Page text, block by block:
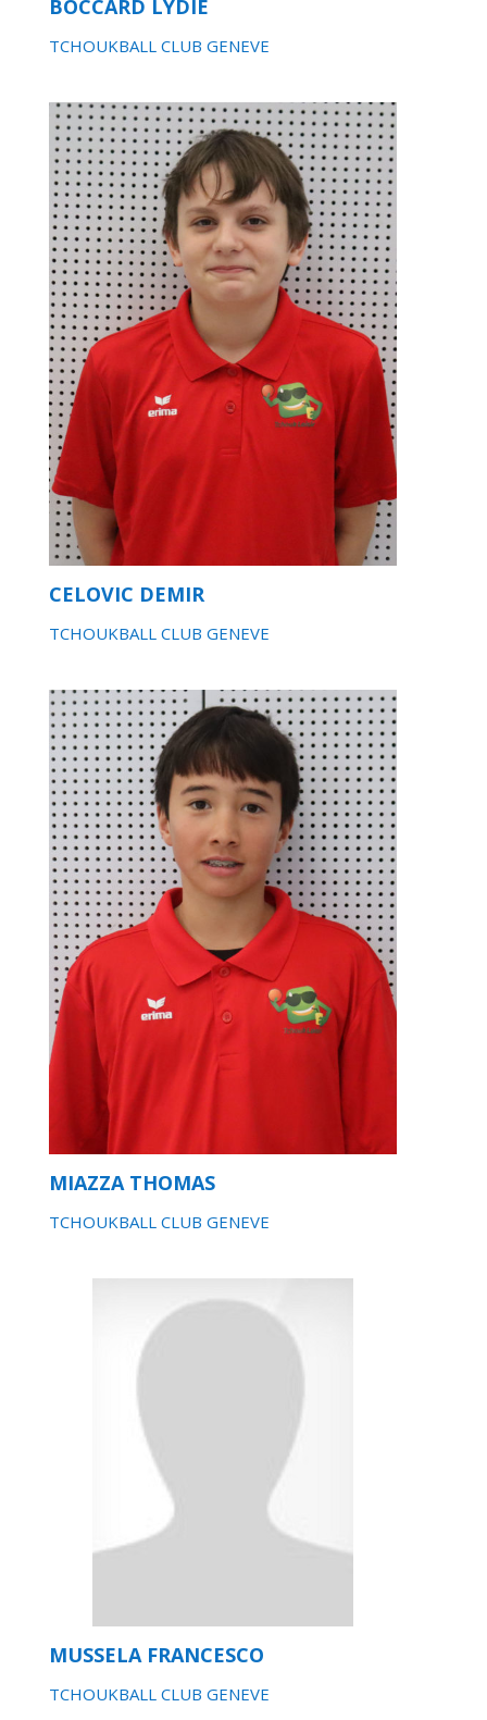
BOCCARD LYDIE
TCHOUKBALL CLUB GENEVE
CELOVIC DEMIR
TCHOUKBALL CLUB GENEVE
MIAZZA THOMAS
TCHOUKBALL CLUB GENEVE
MUSSELA FRANCESCO
TCHOUKBALL CLUB GENEVE